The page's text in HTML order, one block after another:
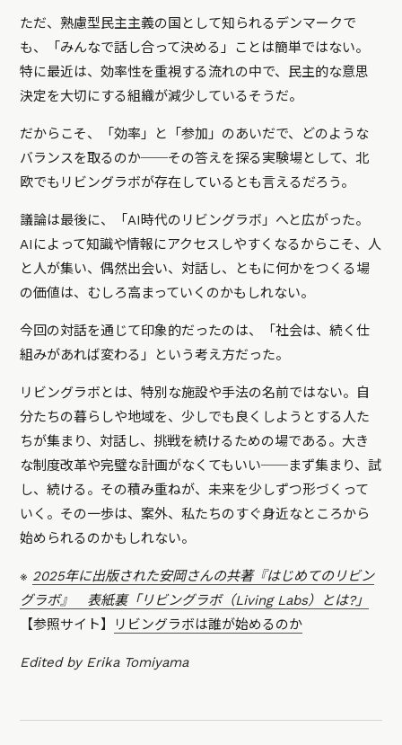
ただ、熟慮型民主主義の国として知られるデンマークで
も、「みんなで話し合って決める」ことは簡単ではない。
特に最近は、効率性を重視する流れの中で、民主的な意思
決定を大切にする組織が減少しているそうだ。
だからこそ、「効率」と「参加」のあいだで、どのような
バランスを取るのか──その答えを探る実験場として、北
欧でもリビングラボが存在しているとも言えるだろう。
議論は最後に、「AI時代のリビングラボ」へと広がった。
AIによって知識や情報にアクセスしやすくなるからこそ、人
と人が集い、偶然出会い、対話し、ともに何かをつくる場
の価値は、むしろ高まっていくのかもしれない。
今回の対話を通じて印象的だったのは、「社会は、続く仕
組みがあれば変わる」という考え方だった。
リビングラボとは、特別な施設や手法の名前ではない。自
分たちの暮らしや地域を、少しでも良くしようとする人た
ちが集まり、対話し、挑戦を続けるための場である。大き
な制度改革や完璧な計画がなくてもいい──まず集まり、試
し、続ける。その積み重ねが、未来を少しずつ形づくって
いく。その一歩は、案外、私たちのすぐ身近なところから
始められるのかもしれない。
※ 2025年に出版された安岡さんの共著『はじめてのリビン
グラボ』 表紙裏「リビングラボ（Living Labs）とは?」
【参照サイト】
リビングラボは誰が始めるのか
Edited by Erika Tomiyama